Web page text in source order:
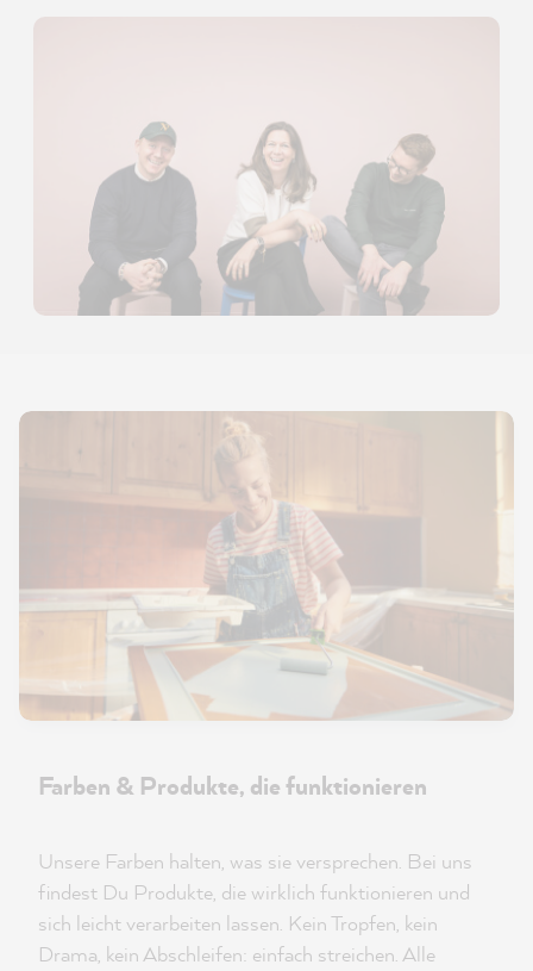
Farben & Produkte, die funktionieren
Unsere Farben halten, was sie versprechen. Bei uns
findest Du Produkte, die wirklich funktionieren und
sich leicht verarbeiten lassen. Kein Tropfen, kein
Drama, kein Abschleifen: einfach streichen. Alle